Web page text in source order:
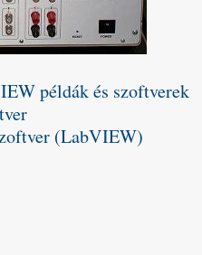
példák és szoftverek
(LabVIEW)